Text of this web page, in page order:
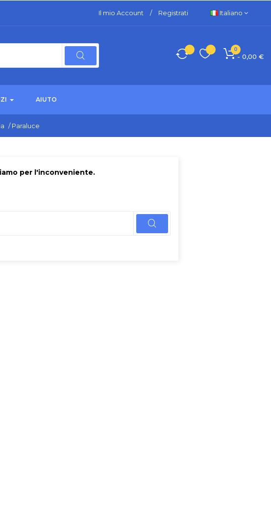
Il mio Account / Registrati Italiano
0
- 0,00 €
AIUTO
/ Paraluce
per l'inconveniente.